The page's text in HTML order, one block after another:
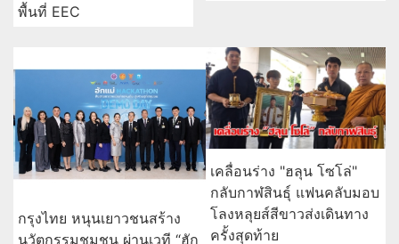
พื้นที่ EEC
กรุงไทย หนุนเยาวชนสร้าง
นวัตกรรมชุมชน ผ่านเวที “ฮัก
เคลื่อนร่าง "ฮลุน โซโล่"
กลับกาฬสินธุ์ แฟนคลับมอบ
โลงหลุยส์สีขาวส่งเดินทาง
ครั้งสุดท้าย